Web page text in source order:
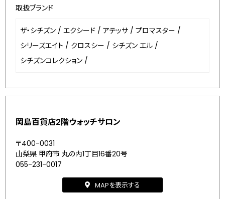
取扱ブランド
ザ・シチズン / エクシード / アテッサ / プロマスター /
シリーズエイト / クロスシー / シチズン エル /
シチズンコレクション /
岡島百貨店2階ウォッチサロン
〒400-0031
山梨県 甲府市 丸の内1丁目16番20号
055-231-0017
MAPを表示する